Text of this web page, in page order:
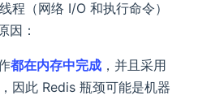
程（网络 I/O 和执行命令）
因：
都在内存中完成 ，并且采用
因此 Redis 瓶颈可能是机器